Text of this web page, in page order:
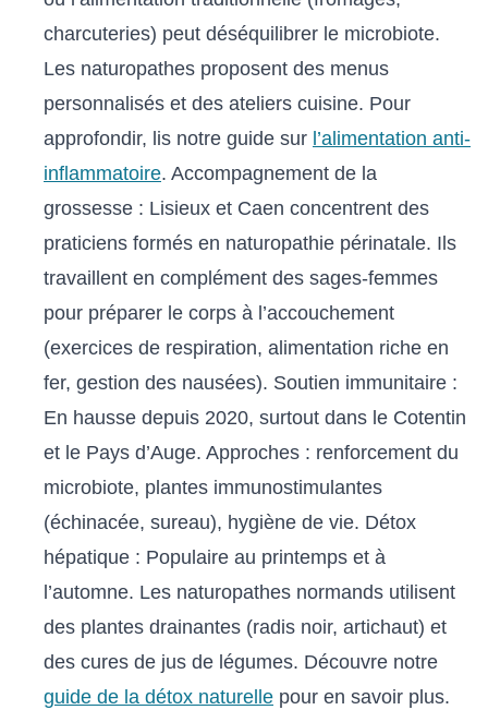
charcuteries) peut déséquilibrer le microbiote.
Les naturopathes proposent des menus
personnalisés et des ateliers cuisine. Pour
approfondir, lis notre guide sur l’alimentation anti-
inflammatoire. Accompagnement de la
grossesse : Lisieux et Caen concentrent des
praticiens formés en naturopathie périnatale. Ils
travaillent en complément des sages-femmes
pour préparer le corps à l’accouchement
(exercices de respiration, alimentation riche en
fer, gestion des nausées). Soutien immunitaire :
En hausse depuis 2020, surtout dans le Cotentin
et le Pays d’Auge. Approches : renforcement du
microbiote, plantes immunostimulantes
(échinacée, sureau), hygiène de vie. Détox
hépatique : Populaire au printemps et à
l’automne. Les naturopathes normands utilisent
des plantes drainantes (radis noir, artichaut) et
des cures de jus de légumes. Découvre notre
guide de la détox naturelle pour en savoir plus.